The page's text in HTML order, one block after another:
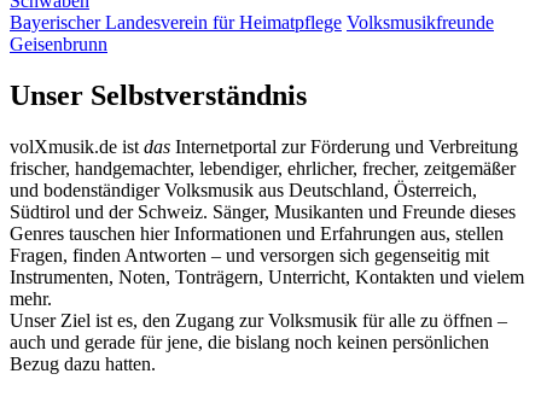
Bayerischer Landesverein für Heimatpflege Volksmusikfreunde
Geisenbrunn
Unser Selbstverständnis
volXmusik.de ist das Internetportal zur Förderung und Verbreitung
frischer, handgemachter, lebendiger, ehrlicher, frecher, zeitgemäßer
und bodenständiger Volksmusik aus Deutschland, Österreich,
Südtirol und der Schweiz. Sänger, Musikanten und Freunde dieses
Genres tauschen hier Informationen und Erfahrungen aus, stellen
Fragen, finden Antworten – und versorgen sich gegenseitig mit
Instrumenten, Noten, Tonträgern, Unterricht, Kontakten und vielem
mehr.
Unser Ziel ist es, den Zugang zur Volksmusik für alle zu öffnen –
auch und gerade für jene, die bislang noch keinen persönlichen
Bezug dazu hatten.